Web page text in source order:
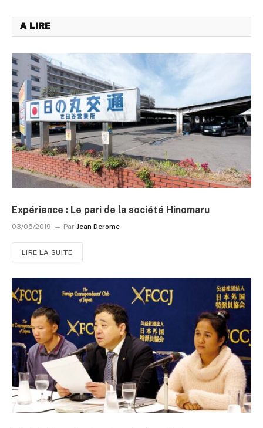
A LIRE
Expérience : Le pari de la société Hinomaru
03/05/2019 Par Jean Derome
LIRE LA SUITE